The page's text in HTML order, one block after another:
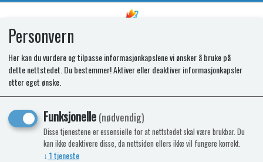
Personvern
Her kan du vurdere og tilpasse informasjonkapslene vi ønsker å bruke på
dette nettstedet. Du bestemmer! Aktiver eller deaktiver informasjonkapsler
etter eget ønske.
Funksjonelle(nødvendig)
Disse tjenestene er essensielle for at nettstedet skal være brukbar. Du
kan ikke deaktivere disse, da nettsiden ellers ikke vil fungere korrekt.
↓ 1tjeneste